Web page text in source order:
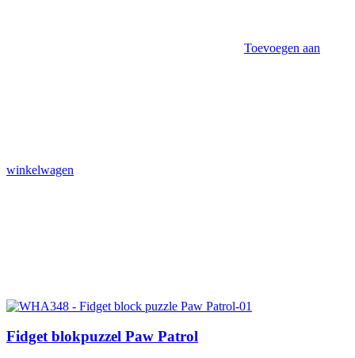
Toevoegen aan
winkelwagen
Fidget blokpuzzel Paw Patrol